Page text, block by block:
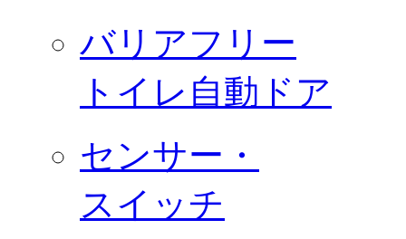
バリアフリー
トイレ自動ドア
センサー・
スイッチ